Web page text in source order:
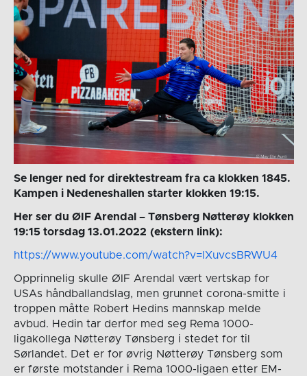
Se lenger ned for direktestream fra ca klokken 1845.
Kampen i Nedeneshallen starter klokken 19:15.
Her ser du ØIF Arendal – Tønsberg Nøtterøy klokken
19:15 torsdag 13.01.2022 (ekstern link):
https://www.youtube.com/watch?v=lXuvcsBRWU4
Opprinnelig skulle ØIF Arendal vært vertskap for
USAs håndballandslag, men grunnet corona-smitte i
troppen måtte Robert Hedins mannskap melde
avbud. Hedin tar derfor med seg Rema 1000-
ligakollega Nøtterøy Tønsberg i stedet for til
Sørlandet. Det er for øvrig Nøtterøy Tønsberg som
er første motstander i Rema 1000-ligaen etter EM-